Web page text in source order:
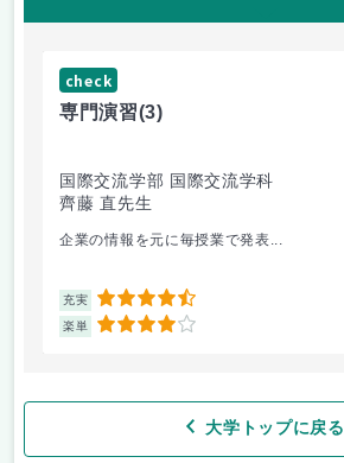
check
専門演習(3)
国際交流学部 国際交流学科
齊藤 直先生
企業の情報を元に毎授業で発表...
充実 4.5
楽単 4
大学トップに戻る